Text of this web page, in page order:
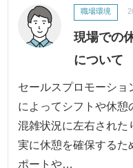
現場での
について
職場環境
セールスプロモーシ
によってシフトや休
混雑状況に左右された
実に休憩を確保するた
ポートや…